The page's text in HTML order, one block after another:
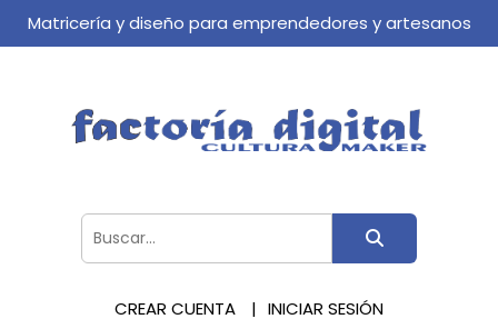
Matricería y diseño para emprendedores y artesanos
CREAR CUENTA INICIAR SESIÓN